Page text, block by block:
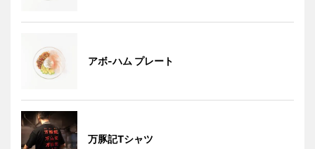
アボ-ハム プレート
万豚記Tシャツ